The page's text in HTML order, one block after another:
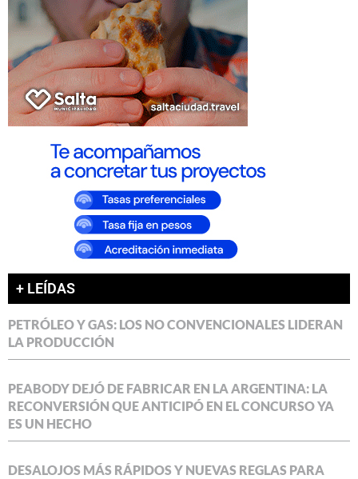
+ LEÍDAS
PETRÓLEO Y GAS: LOS NO CONVENCIONALES LIDERAN
LA PRODUCCIÓN
PEABODY DEJÓ DE FABRICAR EN LA ARGENTINA: LA
RECONVERSIÓN QUE ANTICIPÓ EN EL CONCURSO YA
ES UN HECHO
DESALOJOS MÁS RÁPIDOS Y NUEVAS REGLAS PARA